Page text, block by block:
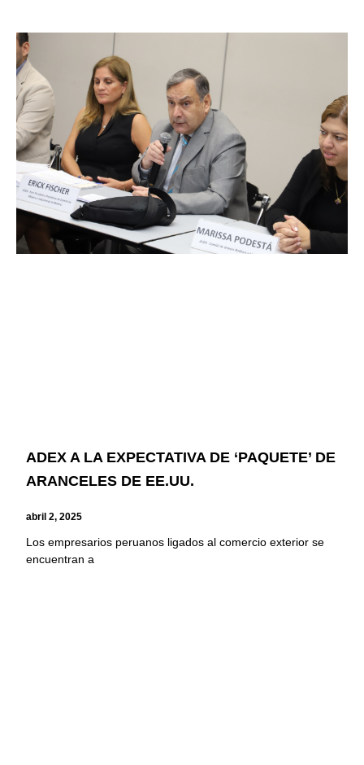
ADEX A LA EXPECTATIVA DE ‘PAQUETE’ DE
ARANCELES DE EE.UU.
abril 2, 2025
Los empresarios peruanos ligados al comercio exterior se
encuentran a